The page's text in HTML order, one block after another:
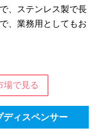
、ステンレス製で長
、業務用としてもお
場で見る
ィスペンサー